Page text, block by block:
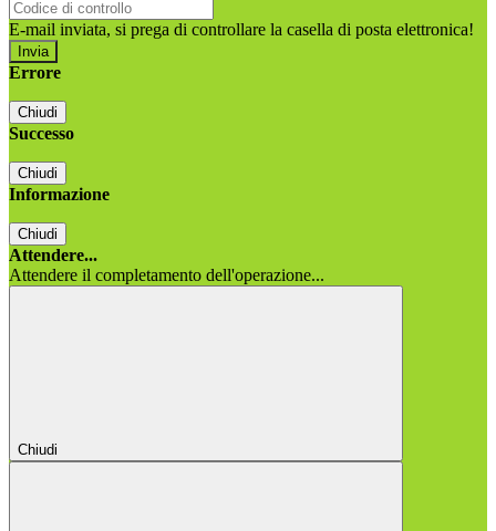
E-mail inviata, si prega di controllare la casella di posta elettronica!
Errore
Chiudi
Successo
Chiudi
Informazione
Chiudi
Attendere...
Attendere il completamento dell'operazione...
Chiudi